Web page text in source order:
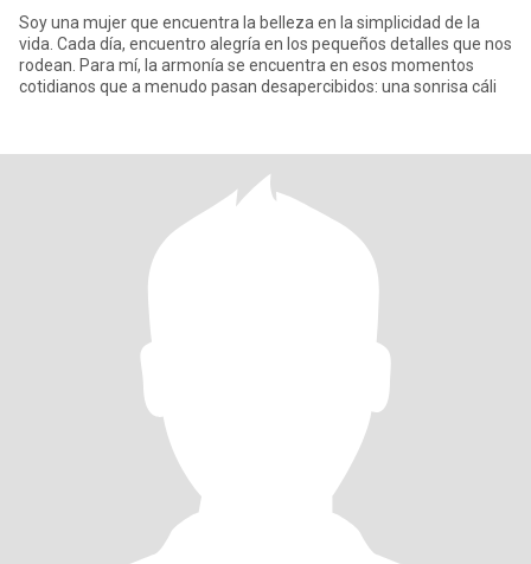
Soy una mujer que encuentra la belleza en la simplicidad de la
vida. Cada día, encuentro alegría en los pequeños detalles que nos
rodean. Para mí, la armonía se encuentra en esos momentos
cotidianos que a menudo pasan desapercibidos: una sonrisa cáli